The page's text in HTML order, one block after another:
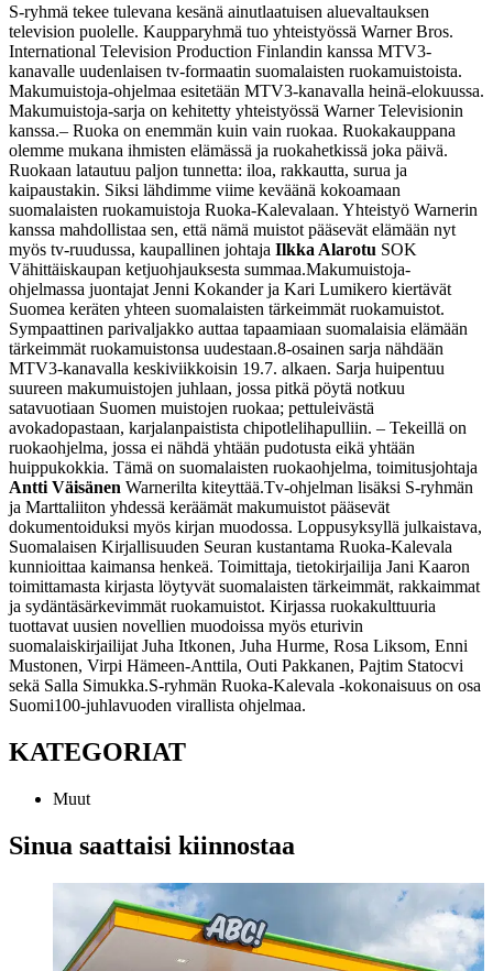
S-ryhmä tekee tulevana kesänä ainutlaatuisen aluevaltauksen
television puolelle. Kaupparyhmä tuo yhteistyössä Warner Bros.
International Television Production Finlandin kanssa MTV3-
kanavalle uudenlaisen tv-formaatin suomalaisten ruokamuistoista.
Makumuistoja-ohjelmaa esitetään MTV3-kanavalla heinä-elokuussa.
Makumuistoja-sarja on kehitetty yhteistyössä Warner Televisionin
kanssa.– Ruoka on enemmän kuin vain ruokaa. Ruokakauppana
olemme mukana ihmisten elämässä ja ruokahetkissä joka päivä.
Ruokaan latautuu paljon tunnetta: iloa, rakkautta, surua ja
kaipaustakin. Siksi lähdimme viime keväänä kokoamaan
suomalaisten ruokamuistoja Ruoka-Kalevalaan. Yhteistyö Warnerin
kanssa mahdollistaa sen, että nämä muistot pääsevät elämään nyt
myös tv-ruudussa, kaupallinen johtaja Ilkka Alarotu SOK
Vähittäiskaupan ketjuohjauksesta summaa.Makumuistoja-
ohjelmassa juontajat Jenni Kokander ja Kari Lumikero kiertävät
Suomea keräten yhteen suomalaisten tärkeimmät ruokamuistot.
Sympaattinen parivaljakko auttaa tapaamiaan suomalaisia elämään
tärkeimmät ruokamuistonsa uudestaan.8-osainen sarja nähdään
MTV3-kanavalla keskiviikkoisin 19.7. alkaen. Sarja huipentuu
suureen makumuistojen juhlaan, jossa pitkä pöytä notkuu
satavuotiaan Suomen muistojen ruokaa; pettuleivästä
avokadopastaan, karjalanpaistista chipotlelihapulliin. – Tekeillä on
ruokaohjelma, jossa ei nähdä yhtään pudotusta eikä yhtään
huippukokkia. Tämä on suomalaisten ruokaohjelma, toimitusjohtaja
Antti Väisänen Warnerilta kiteyttää.Tv-ohjelman lisäksi S-ryhmän
ja Marttaliiton yhdessä keräämät makumuistot pääsevät
dokumentoiduksi myös kirjan muodossa. Loppusyksyllä julkaistava,
Suomalaisen Kirjallisuuden Seuran kustantama Ruoka-Kalevala
kunnioittaa kaimansa henkeä. Toimittaja, tietokirjailija Jani Kaaron
toimittamasta kirjasta löytyvät suomalaisten tärkeimmät, rakkaimmat
ja sydäntäsärkevimmät ruokamuistot. Kirjassa ruokakulttuuria
tuottavat uusien novellien muodoissa myös eturivin
suomalaiskirjailijat Juha Itkonen, Juha Hurme, Rosa Liksom, Enni
Mustonen, Virpi Hämeen-Anttila, Outi Pakkanen, Pajtim Statocvi
sekä Salla Simukka.S-ryhmän Ruoka-Kalevala -kokonaisuus on osa
Suomi100-juhlavuoden virallista ohjelmaa.
KATEGORIAT
Muut
Sinua saattaisi kiinnostaa